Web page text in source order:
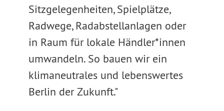
Sitzgelegenheiten, Spielplätze,
Radwege, Radabstellanlagen oder
in Raum für lokale Händler*innen
umwandeln. So bauen wir ein
klimaneutrales und lebenswertes
Berlin der Zukunft."